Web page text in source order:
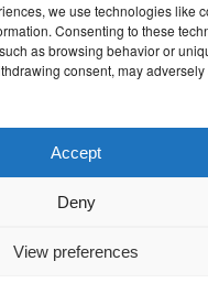
we use technologies like
Consenting to these
as browsing behavior or
consent, may adversely
Accept
Deny
View preferences
parGuillaume PETIT. Mettez-le
Politique de confidentialité